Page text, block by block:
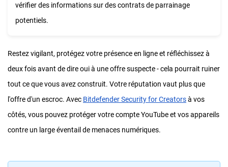
vérifier des informations sur des contrats de parrainage
potentiels.
Restez vigilant, protégez votre présence en ligne et réfléchissez à
deux fois avant de dire oui à une offre suspecte - cela pourrait ruiner
tout ce que vous avez construit. Votre réputation vaut plus que
l'offre d'un escroc. Avec Bitdefender Security for Creatorsà vos
côtés, vous pouvez protéger votre compte YouTube et vos appareils
contre un large éventail de menaces numériques.